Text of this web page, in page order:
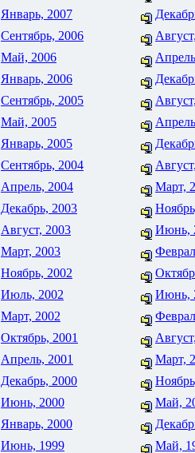
Январь, 2007
Сентябрь, 2006
Май, 2006
Январь, 2006
Сентябрь, 2005
Май, 2005
Январь, 2005
Сентябрь, 2004
Апрель, 2004
Март,
Декабрь, 2003
Август, 2003
Июнь,
Март, 2003
Ноябрь, 2002
Июль, 2002
Июнь,
Март, 2002
Октябрь, 2001
Апрель, 2001
Март,
Декабрь, 2000
Июнь, 2000
Май,
Январь, 2000
Июнь, 1999
Май,